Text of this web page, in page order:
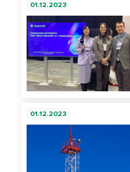
01.12.2023
01.12.2023